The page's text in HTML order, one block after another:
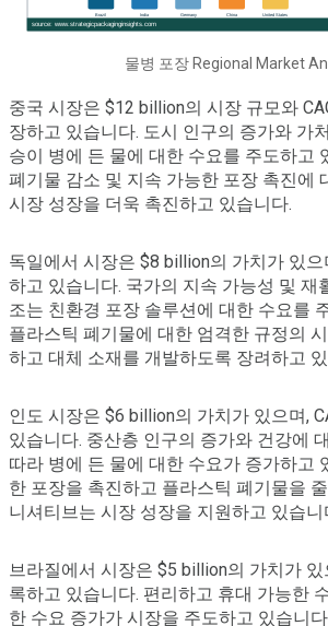
물병 포장 Regional Market
중국 시장은 $12 billion의 시장 규모와
장하고 있습니다. 도시 인구의 증가와 가
승이 병에 든 물에 대한 수요를 주도하고
폐기물 감소 및 지속 가능한 포장 촉진에
시장 성장을 더욱 촉진하고 있습니다.
독일에서 시장은 $8 billion의 가치가 있으
하고 있습니다. 국가의 지속 가능성 및 재
조는 친환경 포장 솔루션에 대한 수요를
플라스틱 폐기물에 대한 엄격한 규정의
하고 대체 소재를 개발하도록 장려하고
인도 시장은 $6 billion의 가치가 있으며,
있습니다. 중산층 인구의 증가와 건강에
따라 병에 든 물에 대한 수요가 증가하고
한 포장을 촉진하고 플라스틱 폐기물을
니셔티브는 시장 성장을 지원하고 있습니
브라질에서 시장은 $5 billion의 가치가 있
록하고 있습니다. 편리하고 휴대 가능한
한 수요 증가가 시장을 주도하고 있습니